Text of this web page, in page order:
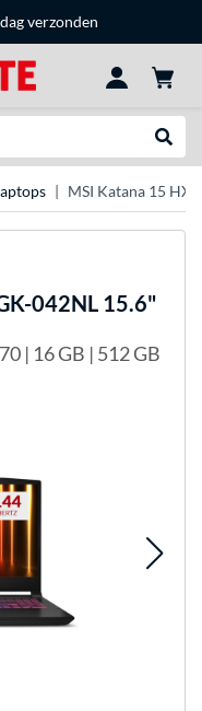
verzonden
MSI Katana 15 HX
042NL 15.6"
| 16 GB | 512 GB